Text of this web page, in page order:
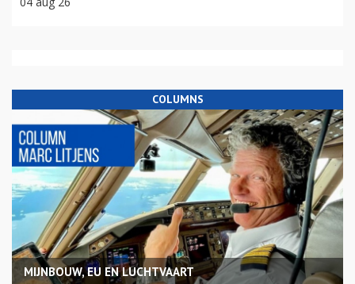
COLUMNS
MIJNBOUW, EU EN LUCHTVAART